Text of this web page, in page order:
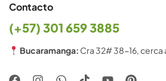
Contacto
(+57) 301 659 3885
Bucaramanga: Cra 32# 38-16, cerca